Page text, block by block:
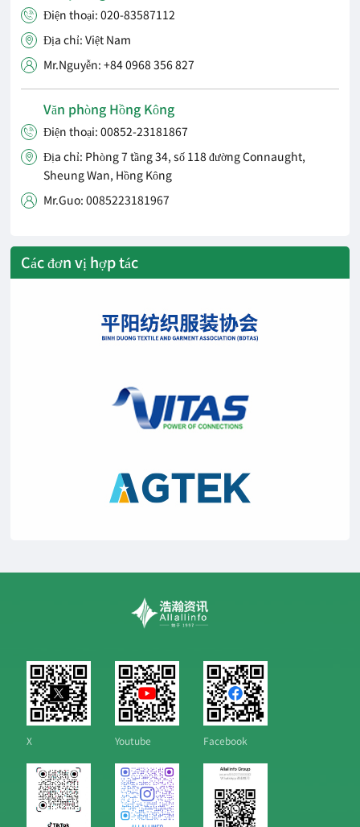
 Điện thoại: 020-83587112
 Địa chỉ: Việt Nam
 Mr.Nguyễn: +84 0968 356 827
Văn phòng Hồng Kông
 Điện thoại: 00852-23181867

Địa chỉ: Phòng 7 tầng 34, số 118 đường Connaught,
Sheung Wan, Hồng Kông
 Mr.Guo: 0085223181967
Các đơn vị hợp tác
X Youtube Facebook